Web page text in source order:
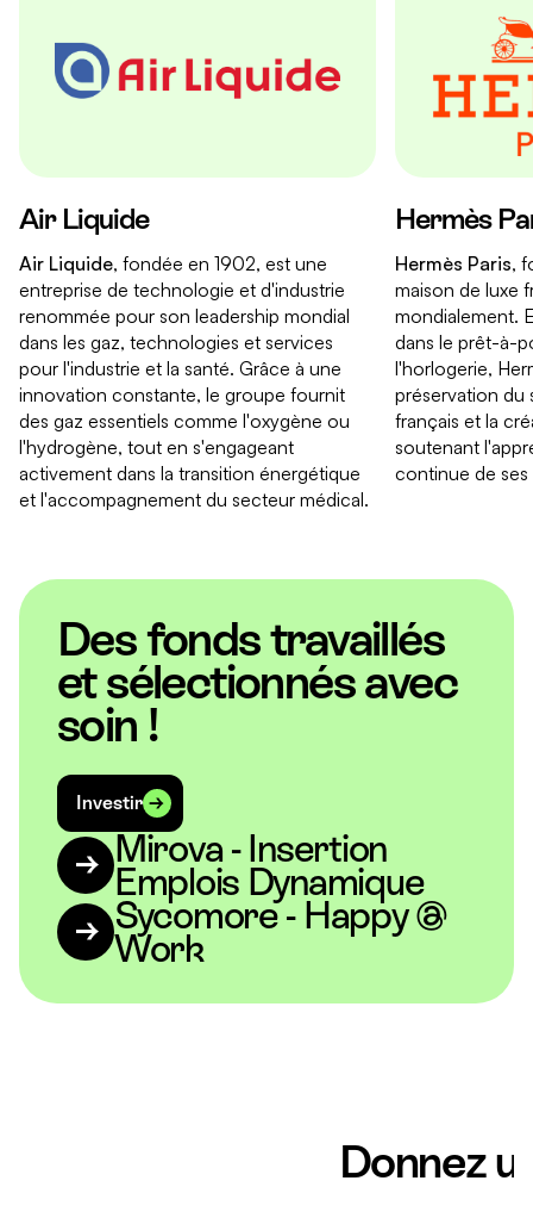
Air Liquide
Air Liquide, fondée en 1902, est une
entreprise de technologie et d'industrie
renommée pour son leadership mondial
dans les gaz, technologies et services
pour l'industrie et la santé. Grâce à une
innovation constante, le groupe fournit
des gaz essentiels comme l'oxygène ou
l'hydrogène, tout en s'engageant
activement dans la transition énergétique
et l'accompagnement du secteur médical.
Hermès
Hermès Paris,
maison de luxe
mondialement.
dans le prêt-à-
l'horlogerie,
préservation du
français et la
soutenant
continue de ses
Des fonds travaillés
et sélectionnés avec
soin !
Investir
Mirova - Insertion
Emplois Dynamique
Sycomore - Happy @
Work
Donnez